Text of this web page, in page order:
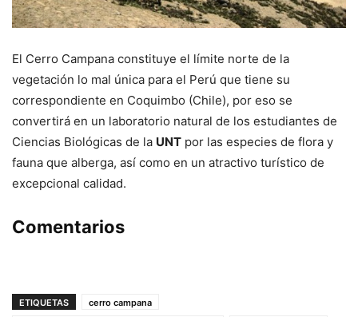
El Cerro Campana constituye el límite norte de la
vegetación lo mal única para el Perú que tiene su
correspondiente en Coquimbo (Chile), por eso se
convertirá en un laboratorio natural de los estudiantes de
Ciencias Biológicas de la UNT por las especies de flora y
fauna que alberga, así como en un atractivo turístico de
excepcional calidad.
Comentarios
ETIQUETAS
cerro campana